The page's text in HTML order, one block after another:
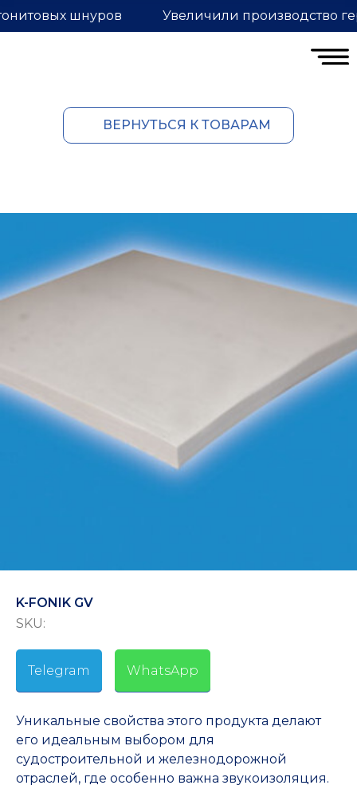
Увеличили производство
шнуров
ВЕРНУТЬСЯ К ТОВАРАМ
K-FONIK GV
SKU:
Telegram WhatsApp
Уникальные свойства этого продукта делают
его идеальным выбором для
судостроительной и железнодорожной
отраслей, где особенно важна звукоизоляция.